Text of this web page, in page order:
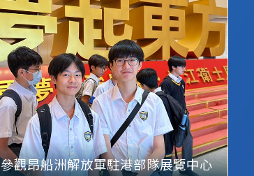
參觀昂船洲解放軍駐港部隊展覽中心